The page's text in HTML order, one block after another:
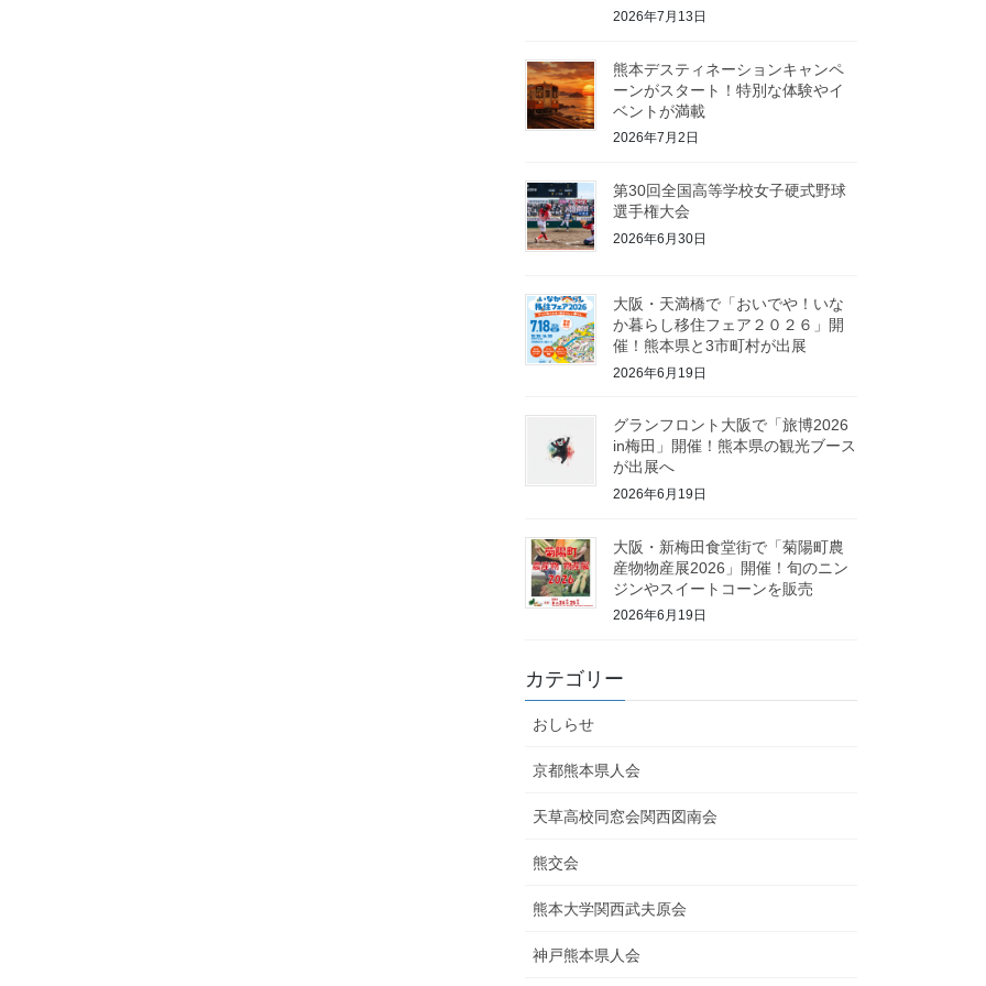
2026年7月13日
熊本デスティネーションキャンペ
ーンがスタート！特別な体験やイ
ベントが満載
2026年7月2日
第30回全国高等学校女子硬式野球
選手権大会
2026年6月30日
大阪・天満橋で「おいでや！いな
か暮らし移住フェア２０２６」開
催！熊本県と3市町村が出展
2026年6月19日
グランフロント大阪で「旅博2026
in梅田」開催！熊本県の観光ブース
が出展へ
2026年6月19日
大阪・新梅田食堂街で「菊陽町農
産物物産展2026」開催！旬のニン
ジンやスイートコーンを販売
2026年6月19日
カテゴリー
おしらせ
京都熊本県人会
天草高校同窓会関西図南会
熊交会
熊本大学関西武夫原会
神戸熊本県人会